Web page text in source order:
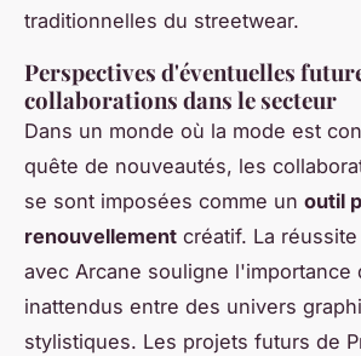
traditionnelles du streetwear.
Perspectives d'éventuelles
collaborations dans le secteur
Dans un monde où la mode est
quête de nouveautés, les
se sont imposées comme un outil
renouvellement créatif. La
avec Arcane souligne l'importance
inattendus entre des univers
stylistiques. Les projets futurs de